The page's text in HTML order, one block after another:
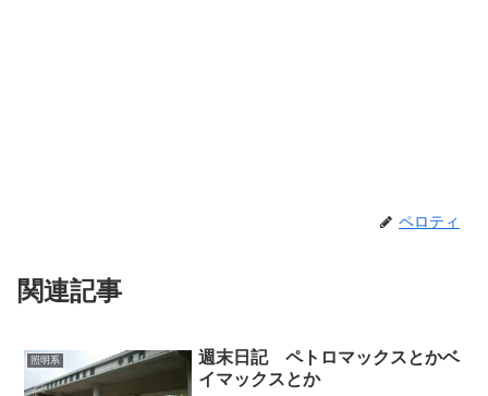
ペロティ
関連記事
照明系
週末日記 ペトロマックスとかベ
イマックスとか